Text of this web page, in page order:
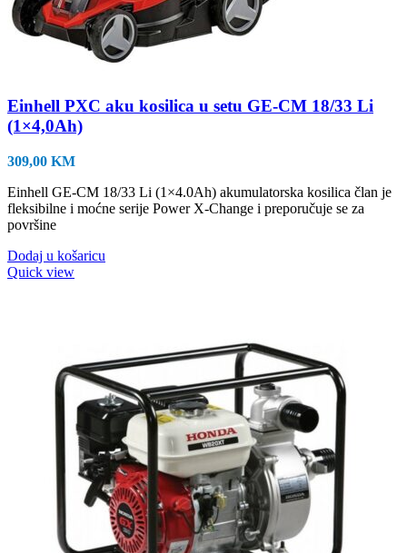
Einhell PXC aku kosilica u setu GE-CM 18/33 Li
(1×4,0Ah)
309,00 KM
Einhell GE-CM 18/33 Li (1×4.0Ah) akumulatorska kosilica član je
fleksibilne i moćne serije Power X-Change i preporučuje se za
površine
Dodaj u košaricu
Quick view